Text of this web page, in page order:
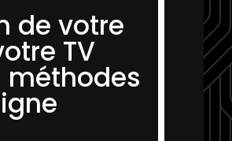
de votre
TV
méthodes